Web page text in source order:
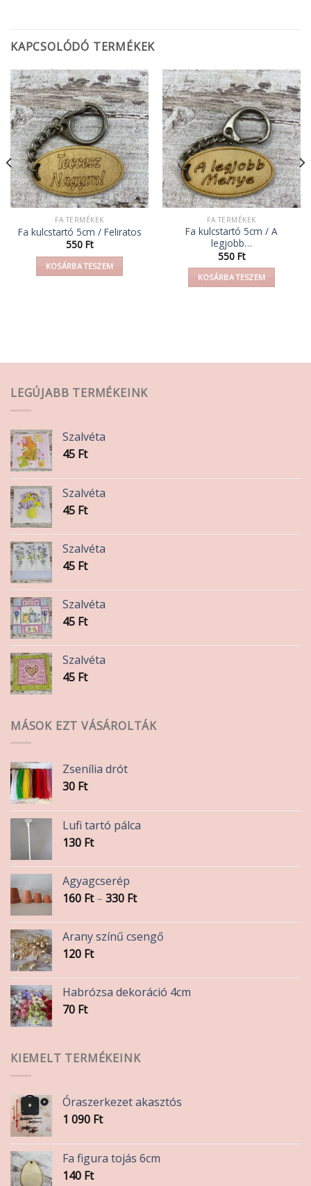
KAPCSOLÓDÓ TERMÉKEK
FA TERMÉKEK
Fa kulcstartó 5cm / Feliratos
550 Ft
KOSÁRBA TESZEM
FA TERMÉKEK
Fa kulcstartó 5cm / A
legjobb…
550 Ft
KOSÁRBA TESZEM
LEGÚJABB TERMÉKEINK
Szalvéta
45 Ft
Szalvéta
45 Ft
Szalvéta
45 Ft
Szalvéta
45 Ft
Szalvéta
45 Ft
MÁSOK EZT VÁSÁROLTÁK
Zsenília drót
30 Ft
Lufi tartó pálca
130 Ft
Agyagcserép
160 Ft – 330 FtÁrtartomány:
-
330 Ft
Arany színű csengő
120 Ft
Habrózsa dekoráció 4cm
70 Ft
KIEMELT TERMÉKEINK
Óraszerkezet akasztós
1 090 Ft
Fa figura tojás 6cm
140 Ft